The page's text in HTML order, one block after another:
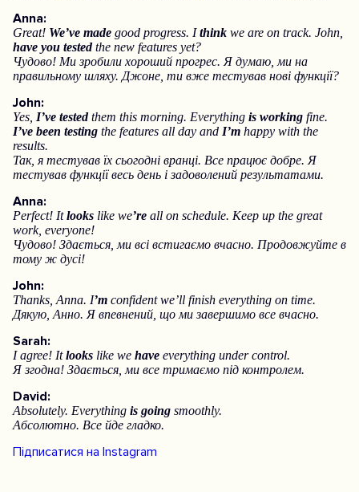
Anna:
Great! We’ve made good progress. Ithink we are on track. John,
have you testedthe new features yet?
Чудово! Ми зробили хороший прогрес. Я думаю, ми на
правильному шляху. Джоне, ти вже тестував нові функції?
John:
Yes, I’ve testedthem this morning. Everything is working fine.
I’ve been testing the features all day and I’m happy with the
results.
Так, я тестував їх сьогодні вранці. Все працює добре. Я
тестував функції весь день і задоволений результатами.
Anna:
Perfect! Itlooks like we’re all on schedule. Keep up the great
work, everyone!
Чудово! Здається, ми всі встигаємо вчасно. Продовжуйте в
тому ж дусі!
John:
Thanks, Anna. I’m confident we’ll finish everything on time.
Дякую, Анно. Я впевнений, що ми завершимо все вчасно.
Sarah:
I agree! Itlooks like we have everything under control.
Я згодна! Здається, ми все тримаємо під контролем.
David:
Absolutely. Everything is going smoothly.
Абсолютно. Все йде гладко.
Підписатися на Instagram